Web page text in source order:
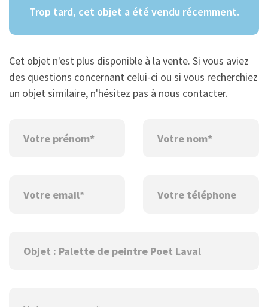
Trop tard, cet objet a été vendu récemment.
Cet objet n'est plus disponible à la vente. Si vous aviez
des questions concernant celui-ci ou si vous recherchiez
un objet similaire, n'hésitez pas à nous contacter.